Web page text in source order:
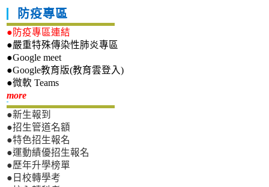
防疫專區
●防疫專區連結
●嚴重特殊傳染性肺炎專區
●Google meet
●Google教育版(教育雲登入)
●微軟 Teams
more新生專區
●新生報到
●招生管道名額
●特色招生報名
●運動績優招生報名
●歷年升學榜單
●日校轉學考